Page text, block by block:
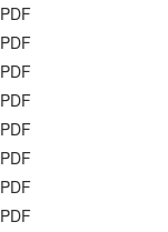
PDF
PDF
PDF
PDF
PDF
PDF
PDF
PDF